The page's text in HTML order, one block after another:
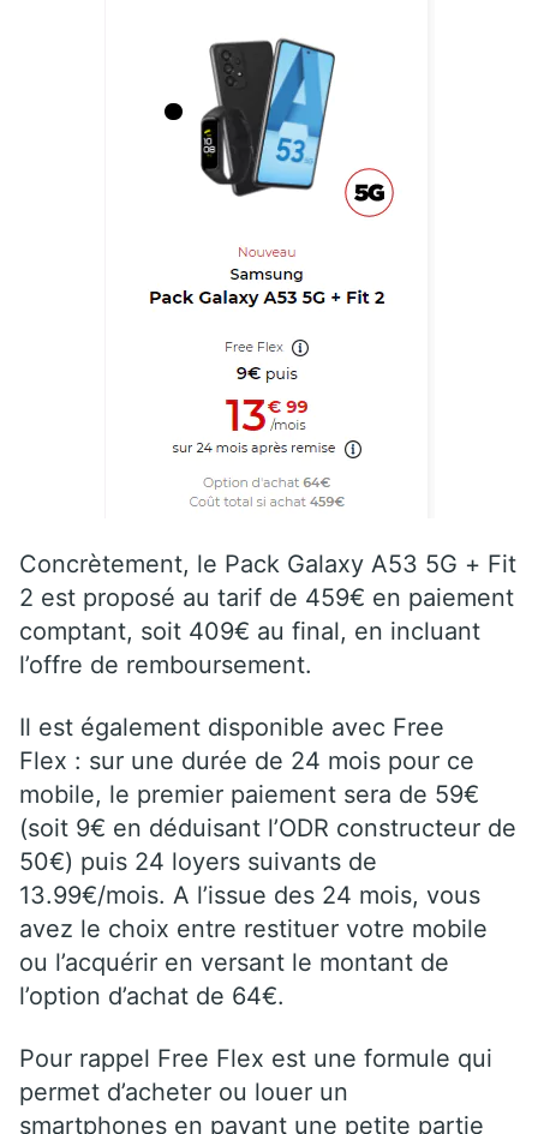
Concrètement, le Pack Galaxy A53 5G + Fit
2 est proposé au tarif de 459€ en paiement
comptant, soit 409€ au final, en incluant
l’offre de remboursement.
Il est également disponible avec Free
Flex : sur une durée de 24 mois pour ce
mobile, le premier paiement sera de 59€
(soit 9€ en déduisant l’ODR constructeur de
50€) puis 24 loyers suivants de
13.99€/mois. A l’issue des 24 mois, vous
avez le choix entre restituer votre mobile
ou l’acquérir en versant le montant de
l’option d’achat de 64€.
Pour rappel Free Flex est une formule qui
permet d’acheter ou louer un
smartphones en payant une petite partie